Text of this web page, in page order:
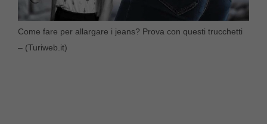
Come fare per allargare i jeans? Prova con questi trucchetti
– (Turiweb.it)